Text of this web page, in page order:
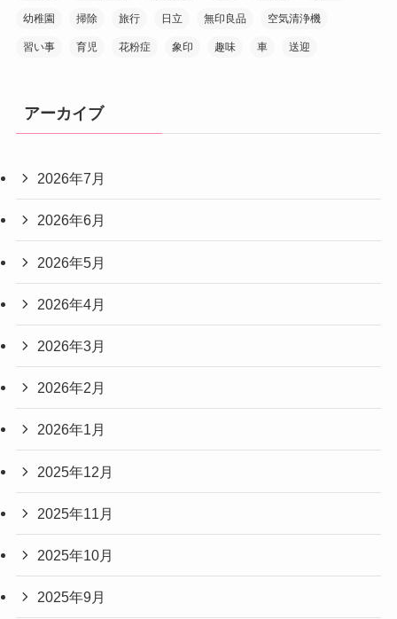
幼稚園 掃除 旅行 日立 無印良品 空気清浄機
習い事 育児 花粉症 象印 趣味 車 送迎
アーカイブ
2026年7月
2026年6月
2026年5月
2026年4月
2026年3月
2026年2月
2026年1月
2025年12月
2025年11月
2025年10月
2025年9月